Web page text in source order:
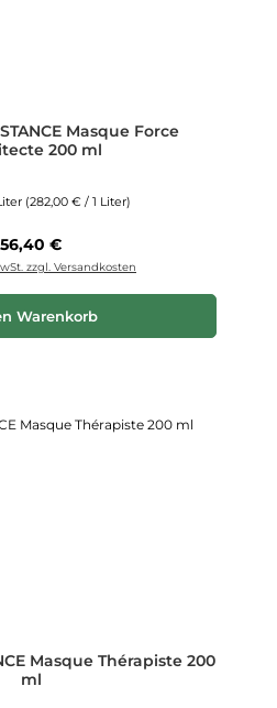
Masque Force
200 ml
(282,00 € / 1 Liter)
Regulärer Preis:
56,40 €
zzgl. Versandkosten
Warenkorb
Masque Thérapiste 200
ml